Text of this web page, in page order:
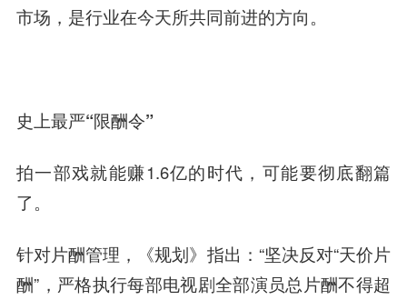
市场，是行业在今天所共同前进的方向。
史上最严“限酬令”
拍一部戏就能赚1.6亿的时代，可能要彻底翻篇
了。
针对片酬管理，《规划》指出：“坚决反对“天价片
酬”，严格执行每部电视剧全部演员总片酬不得超